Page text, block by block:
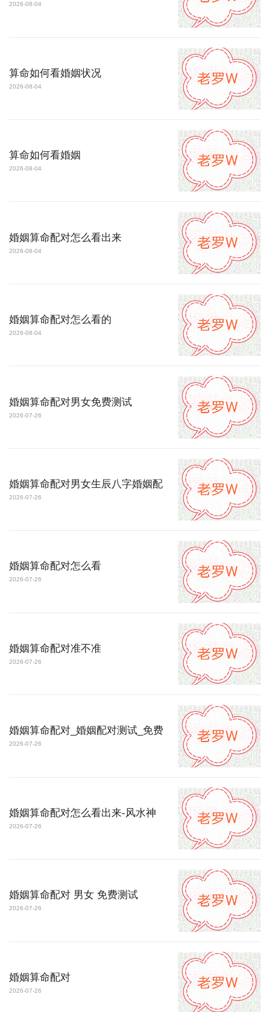
2026-08-04
算命如何看婚姻状况
2026-08-04
算命如何看婚姻
2026-08-04
婚姻算命配对怎么看出来
2026-08-04
婚姻算命配对怎么看的
2026-08-04
婚姻算命配对男女免费测试
2026-07-26
婚姻算命配对男女生辰八字婚姻配
2026-07-26
婚姻算命配对怎么看
2026-07-26
婚姻算命配对准不准
2026-07-26
婚姻算命配对_婚姻配对测试_免费
2026-07-26
婚姻算命配对怎么看出来-风水神
2026-07-26
婚姻算命配对 男女 免费测试
2026-07-26
婚姻算命配对
2026-07-26